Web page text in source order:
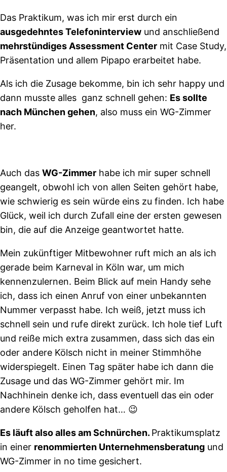
Das Praktikum, was ich mir erst durch ein
ausgedehntes Telefoninterview und anschließend
mehrstündiges Assessment Center mit Case Study,
Präsentation und allem Pipapo erarbeitet habe.
Als ich die Zusage bekomme, bin ich sehr happy und
dann musste alles ganz schnell gehen: Es sollte
nach München gehen, also muss ein WG-Zimmer
her.
Auch das WG-Zimmer habe ich mir super schnell
geangelt, obwohl ich von allen Seiten gehört habe,
wie schwierig es sein würde eins zu finden. Ich habe
Glück, weil ich durch Zufall eine der ersten gewesen
bin, die auf die Anzeige geantwortet hatte.
Mein zukünftiger Mitbewohner ruft mich an als ich
gerade beim Karneval in Köln war, um mich
kennenzulernen. Beim Blick auf mein Handy sehe
ich, dass ich einen Anruf von einer unbekannten
Nummer verpasst habe. Ich weiß, jetzt muss ich
schnell sein und rufe direkt zurück. Ich hole tief Luft
und reiße mich extra zusammen, dass sich das ein
oder andere Kölsch nicht in meiner Stimmhöhe
widerspiegelt. Einen Tag später habe ich dann die
Zusage und das WG-Zimmer gehört mir. Im
Nachhinein denke ich, dass eventuell das ein oder
andere Kölsch geholfen hat… 😉
Es läuft also alles am Schnürchen. Praktikumsplatz
in einer renommierten Unternehmensberatung und
WG-Zimmer in no time gesichert.